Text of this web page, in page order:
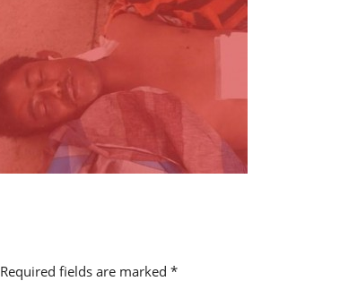
Required fields are marked *